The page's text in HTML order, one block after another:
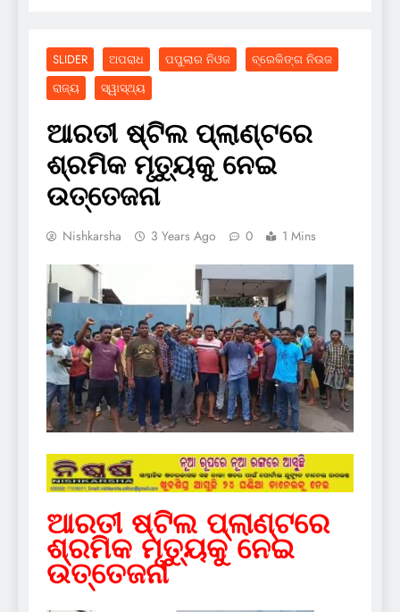
SLIDER ଅପରାଧ ପପୁଲାର ନିଓଜ
ବ୍ରେକିଙ୍ଗ ନିଉଜ
ରାଜ୍ୟ
ସ୍ୱାସ୍ଥ୍ୟ
ଆରତୀ ଷ୍ଟିଲ ପ୍ଲାଣ୍ଟରେ
ଶ୍ରମିକ ମୃତ୍ୟୁକୁ ନେଇ
ଉତ୍ତେଜନା
Nishkarsha 3 Years Ago 0 1 Mins
ଆରତୀ ଷ୍ଟିଲ ପ୍ଲାଣ୍ଟରେ
ଶ୍ରମିକ ମୃତ୍ୟୁକୁ ନେଇ
ଉତ୍ତେଜନା